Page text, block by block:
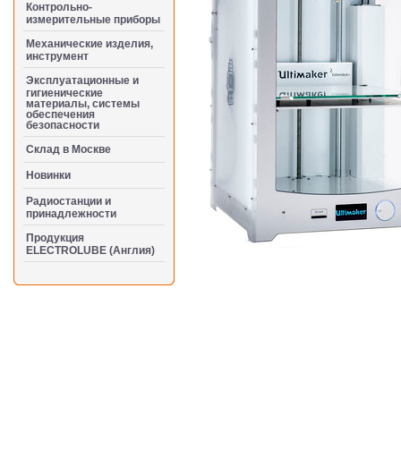
Контрольно-
измерительные приборы
Механические изделия,
инструмент
Эксплуатационные и
гигиенические
материалы, системы
обеспечения
безопасности
Cклад в Москве
Новинки
Радиостанции и
принадлежности
Продукция
ELECTROLUBE (Англия)